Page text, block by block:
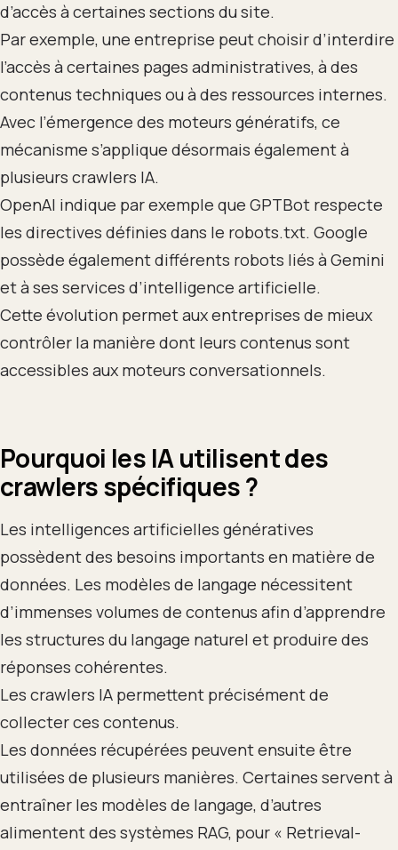
d’accès à certaines sections du site.
Par exemple, une entreprise peut choisir d’interdire
l’accès à certaines pages administratives, à des
contenus techniques ou à des ressources internes.
Avec l’émergence des moteurs génératifs, ce
mécanisme s’applique désormais également à
plusieurs crawlers IA.
OpenAI indique par exemple que GPTBot respecte
les directives définies dans le robots.txt. Google
possède également différents robots liés à Gemini
et à ses services d’intelligence artificielle.
Cette évolution permet aux entreprises de mieux
contrôler la manière dont leurs contenus sont
accessibles aux moteurs conversationnels.
Pourquoi les IA utilisent des
crawlers spécifiques?
Les intelligences artificielles génératives
possèdent des besoins importants en matière de
données. Les modèles de langage nécessitent
d’immenses volumes de contenus afin d’apprendre
les structures du langage naturel et produire des
réponses cohérentes.
Les crawlers IA permettent précisément de
collecter ces contenus.
Les données récupérées peuvent ensuite être
utilisées de plusieurs manières. Certaines servent à
entraîner les modèles de langage, d’autres
alimentent des systèmes RAG, pour « Retrieval-